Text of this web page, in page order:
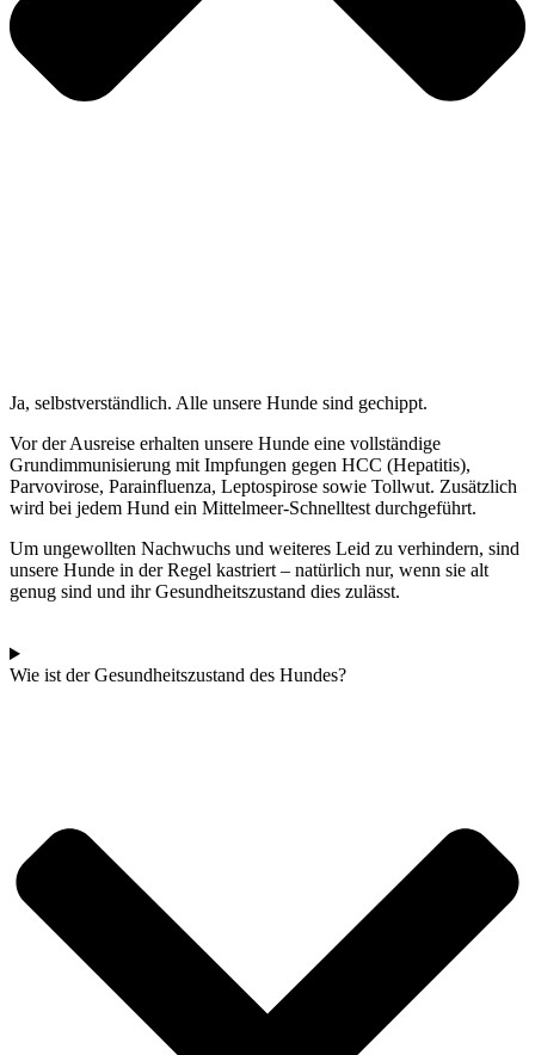
Ja, selbstverständlich. Alle unsere Hunde sind gechippt.
Vor der Ausreise erhalten unsere Hunde eine vollständige
Grundimmunisierung mit Impfungen gegen HCC (Hepatitis),
Parvovirose, Parainfluenza, Leptospirose sowie Tollwut. Zusätzlich
wird bei jedem Hund ein Mittelmeer-Schnelltest durchgeführt.
Um ungewollten Nachwuchs und weiteres Leid zu verhindern, sind
unsere Hunde in der Regel kastriert – natürlich nur, wenn sie alt
genug sind und ihr Gesundheitszustand dies zulässt.
Wie ist der Gesundheitszustand des Hundes?